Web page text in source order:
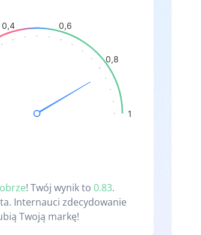
0,4 0,6
0,8
1
! Twój wynik to0.83.
Internauci zdecydowanie
Twoją markę!